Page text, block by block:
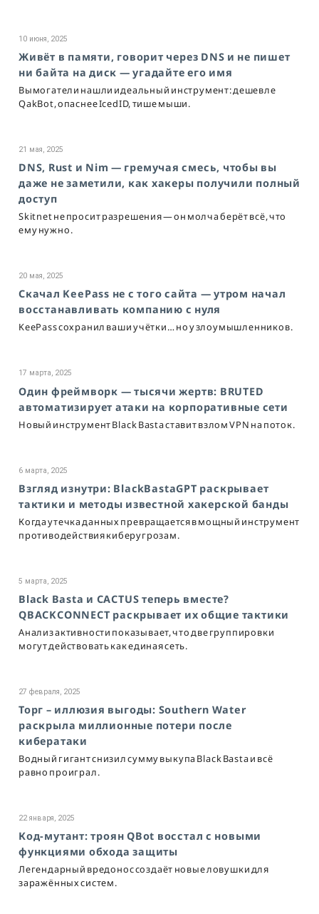
10 июня, 2025
Живёт в памяти, говорит через DNS и не пишет
ни байта на диск — угадайте его имя
Вымогатели нашли идеальный инструмент: дешевле
QakBot, опаснее IcedID, тише мыши.
21 мая, 2025
DNS, Rust и Nim — гремучая смесь, чтобы вы
даже не заметили, как хакеры получили полный
доступ
Skitnet не просит разрешения — он молча берёт всё, что
ему нужно.
20 мая, 2025
Скачал KeePass не с того сайта — утром начал
восстанавливать компанию с нуля
KeePass сохранил ваши учётки… но у злоумышленников.
17 марта, 2025
Один фреймворк — тысячи жертв: BRUTED
автоматизирует атаки на корпоративные сети
Новый инструмент Black Basta ставит взлом VPN на поток.
6 марта, 2025
Взгляд изнутри: BlackBastaGPT раскрывает
тактики и методы известной хакерской банды
Когда утечка данных превращается в мощный инструмент
противодействия киберугрозам.
5 марта, 2025
Black Basta и CACTUS теперь вместе?
QBACKCONNECT раскрывает их общие тактики
Анализ активности показывает, что две группировки
могут действовать как единая сеть.
27 февраля, 2025
Торг – иллюзия выгоды: Southern Water
раскрыла миллионные потери после
кибератаки
Водный гигант снизил сумму выкупа Black Basta и всё
равно проиграл.
22 января, 2025
Код-мутант: троян QBot восстал с новыми
функциями обхода защиты
Легендарный вредонос создаёт новые ловушки для
заражённых систем.